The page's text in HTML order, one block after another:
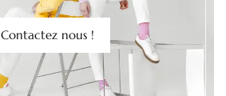
Contactez nous !